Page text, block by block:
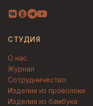
СТУДИЯ
О нас
Журнал
Сотрудничество
Изделия из проволоки
Изделия из бамбука